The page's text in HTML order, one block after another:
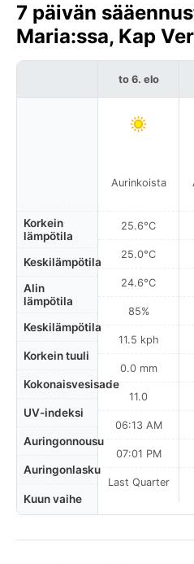
7 päivän
Maria:ssa, Kap
Korkein
lämpötila
Keskilämpötila
Alin
lämpötila
Keskilämpötila
Korkein tuuli
Kokonaisvesisade
UV-indeksi
Auringonnousu
Auringonlasku
Kuun vaihe
to 6. elo
Aurinkoista
25.6°C
25.0°C
24.6°C
85%
11.5 kph
0.0 mm
11.0
06:13 AM
07:01 PM
Last Quarter